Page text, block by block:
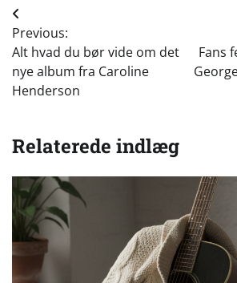
Indlægsnavigation
Previous:
Alt hvad du bør vide om det
nye album fra Caroline
Henderson
Fans
Relaterede indlæg